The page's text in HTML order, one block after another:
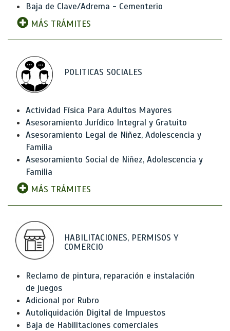
Baja de Clave/Adrema - Cementerio
MÁS TRÁMITES
POLITICAS SOCIALES
Actividad Física Para Adultos Mayores
Asesoramiento Jurídico Integral y Gratuito
Asesoramiento Legal de Niñez, Adolescencia y
Familia
Asesoramiento Social de Niñez, Adolescencia y
Familia
MÁS TRÁMITES
HABILITACIONES, PERMISOS Y
COMERCIO
Reclamo de pintura, reparación e instalación
de juegos
Adicional por Rubro
Autoliquidación Digital de Impuestos
Baja de Habilitaciones comerciales